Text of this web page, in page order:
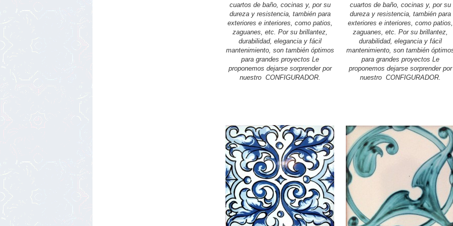
cuartos de baño, cocinas y, por su
dureza y resistencia, también para
exteriores e interiores, como patios,
zaguanes, etc. Por su brillantez,
durabilidad, elegancia y fácil
mantenimiento, son también óptimos
para grandes proyectos Le
proponemos dejarse sorprender por
nuestro CONFIGURADOR.
cuartos de baño, cocinas y, por su
dureza y resistencia, también para
exteriores e interiores, como patios,
zaguanes, etc. Por su brillantez,
durabilidad, elegancia y fácil
mantenimiento, son también
para grandes proyectos Le
proponemos dejarse sorprender por
nuestro CONFIGURADOR.